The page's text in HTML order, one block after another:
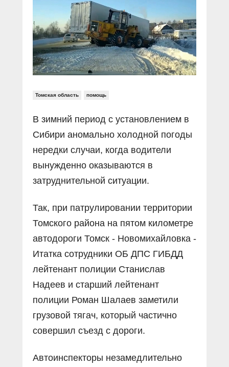
Томская область помощь
В зимний период с установлением в
Сибири аномально холодной погоды
нередки случаи, когда водители
вынужденно оказываются в
затруднительной ситуации.
Так, при патрулировании территории
Томского района на пятом километре
автодороги Томск - Новомихайловка -
Итатка сотрудники ОБ ДПС ГИБДД
лейтенант полиции Станислав
Надеев и старший лейтенант
полиции Роман Шалаев заметили
грузовой тягач, который частично
совершил съезд с дороги.
Автоинспекторы незамедлительно